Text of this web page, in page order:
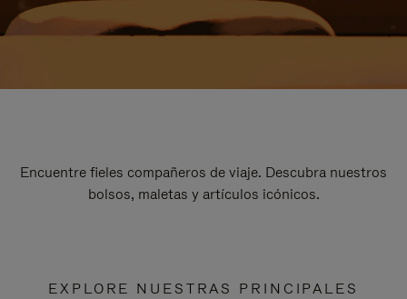
Encuentre fieles compañeros de viaje. Descubra nuestros
bolsos, maletas y artículos icónicos.
EXPLORE NUESTRAS PRINCIPALES